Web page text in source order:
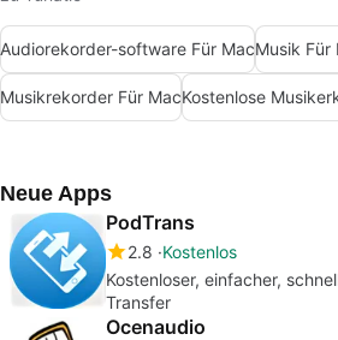
Audiorekorder-software Für MacMusik Für
Musikrekorder Für MacKostenlose
Neue Apps
PodTrans
2.8 Kostenlos
Kostenloser, einfacher,
Transfer
Ocenaudio